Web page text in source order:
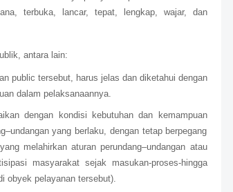
terbuka, lancar, tepat, lengkap, wajar, dan
antara lain:
public tersebut, harus jelas dan diketahui dengan
dalam pelaksanaannya.
dengan kondisi kebutuhan dan kemampuan
yang berlaku, dengan tetap berpegang
melahirkan aturan perundang–undangan atau
masyarakat sejak masukan-proses-hingga
obyek pelayanan tersebut).